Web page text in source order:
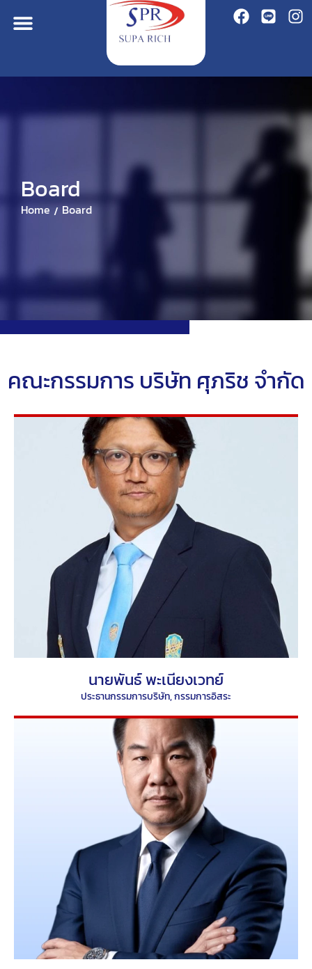
Board
Home / Board
คณะกรรมการ บริษัท ศุภริช จำกัด
นายพันธ์ พะเนียงเวทย์
ประธานกรรมการบริษัท, กรรมการอิสระ